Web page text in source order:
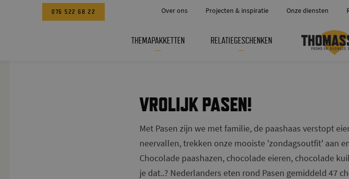
076 522 68 22 Over ons Projecten & inspiratie Onze diensten
THEMAPAKKETTEN RELATIEGESCHENKEN
VROLIJK PASEN!
Met Pasen zijn we met familie, de paashaas verstopt
neervallen, trekken onze mooiste 'zondagsoutfit' aan
Chocolade paashazen, chocolade eieren, chocolade
je dat..? Nederlanders eten rond Pasen gemiddeld 47